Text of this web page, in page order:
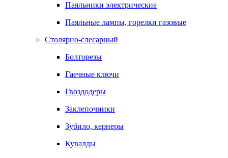
Паяльники электрические
Паяльные лампы, горелки газовые
Столярно-слесарный
Болторезы
Гаечные ключи
Гвоздодеры
Заклепочники
Зубило, кернеры
Кувалды